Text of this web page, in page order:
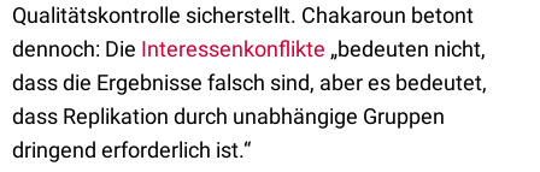
Qualitätskontrolle sicherstellt. Chakaroun betont
dennoch: Die Interessenkonflikte „bedeuten nicht,
dass die Ergebnisse falsch sind, aber es bedeutet,
dass Replikation durch unabhängige Gruppen
dringend erforderlich ist.“